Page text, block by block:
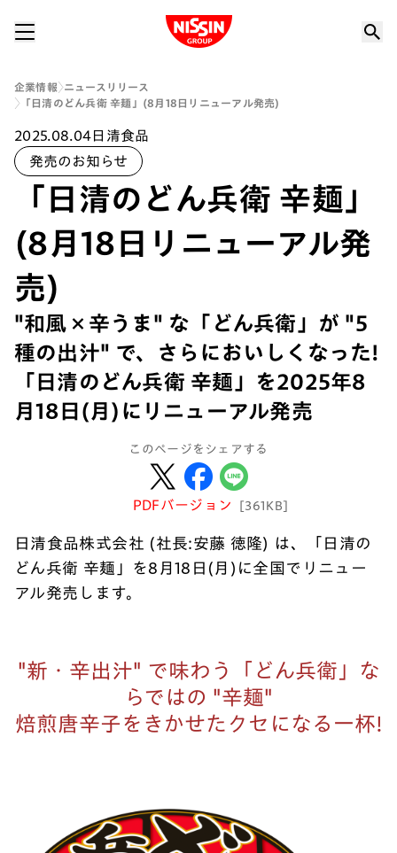
Nissin Group
企業情報
ニュースリリース
「日清のどん兵衛 辛麺」(8月18日リニューアル発売)
2025.08.04日清食品
発売のお知らせ
「日清のどん兵衛 辛麺」
(8月18日リニューアル発
売)
"和風×辛うま" な「どん兵衛」が "5
種の出汁" で、さらにおいしくなった!
「日清のどん兵衛 辛麺」を2025年8
月18日(月)にリニューアル発売
このページをシェアする
PDFバージョン [361KB]
日清食品株式会社 (社長:安藤 徳隆) は、「日清の
どん兵衛 辛麺」を8月18日(月)に全国でリニュー
アル発売します。
"新・辛出汁" で味わう「どん兵衛」な
らではの "辛麺"
焙煎唐辛子をきかせたクセになる一杯!